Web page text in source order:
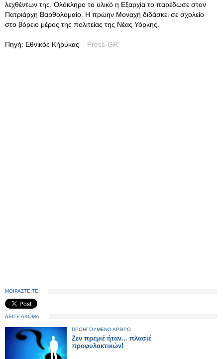
λεχθέντων της. Ολόκληρο το υλικό η Εξαρχία το παρέδωσε στον
Πατριάρχη Βαρθολομαίο. Η πρώην Μοναχή διδάσκει σε σχολείο
στο βόρειο μέρος της πολιτείας της Νέας Υόρκης.
Πηγή: Εθνικός Κήρυκας Press-GR
ΜΟΙΡΑΣΤΕΙΤΕ
ΔΕΙΤΕ ΑΚΟΜΑ
ΠΡΟΗΓΟΥΜΕΝΟ ΑΡΘΡΟ
Ζεν πρεμιέ ήταν... πλασιέ
προφυλακτικών!